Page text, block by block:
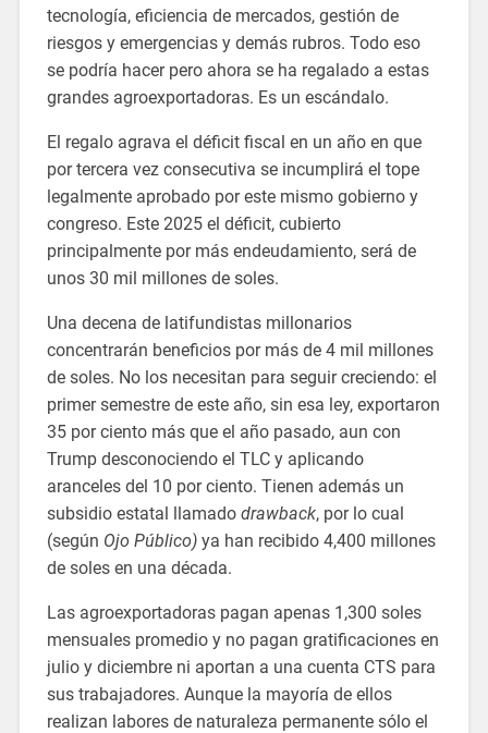
tecnología, eficiencia de mercados, gestión de
riesgos y emergencias y demás rubros. Todo eso
se podría hacer pero ahora se ha regalado a estas
grandes agroexportadoras. Es un escándalo.
El regalo agrava el déficit fiscal en un año en que
por tercera vez consecutiva se incumplirá el tope
legalmente aprobado por este mismo gobierno y
congreso. Este 2025 el déficit, cubierto
principalmente por más endeudamiento, será de
unos 30 mil millones de soles.
Una decena de latifundistas millonarios
concentrarán beneficios por más de 4 mil millones
de soles. No los necesitan para seguir creciendo: el
primer semestre de este año, sin esa ley, exportaron
35 por ciento más que el año pasado, aun con
Trump desconociendo el TLC y aplicando
aranceles del 10 por ciento. Tienen además un
subsidio estatal llamado drawback, por lo cual
(según Ojo Público)ya han recibido 4,400 millones
de soles en una década.
Las agroexportadoras pagan apenas 1,300 soles
mensuales promedio y no pagan gratificaciones en
julio y diciembre ni aportan a una cuenta CTS para
sus trabajadores. Aunque la mayoría de ellos
realizan labores de naturaleza permanente sólo el